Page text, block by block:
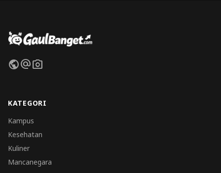
publicalternate_emailphoto_camera
KATEGORI
Kampus
Kesehatan
Kuliner
Mancanegara